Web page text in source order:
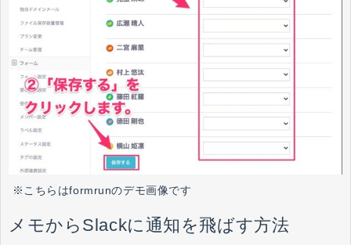
※こちらはformrunのデモ画像です
メモからSlackに通知を飛ばす方法